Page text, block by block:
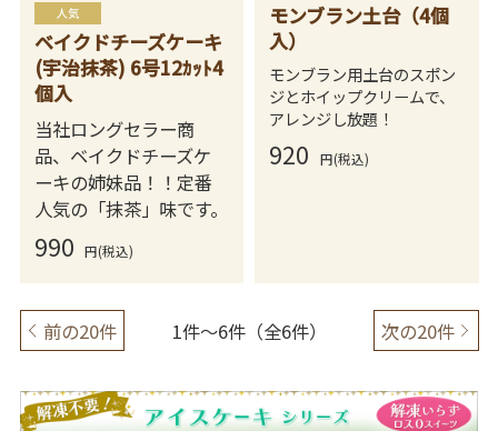
ベイクドチーズケーキ
(宇治抹茶) 6号12ｶｯﾄ4
個入
当社ロングセラー商
品、ベイクドチーズケ
ーキの姉妹品！！定番
人気の「抹茶」味です。
990 円(税込)
モンブラン土台（4個
入）
モンブラン用土台のスポン
ジとホイップクリームで、
アレンジし放題！
920 円(税込)
前の20件 1件～6件（全6件） 次の20件